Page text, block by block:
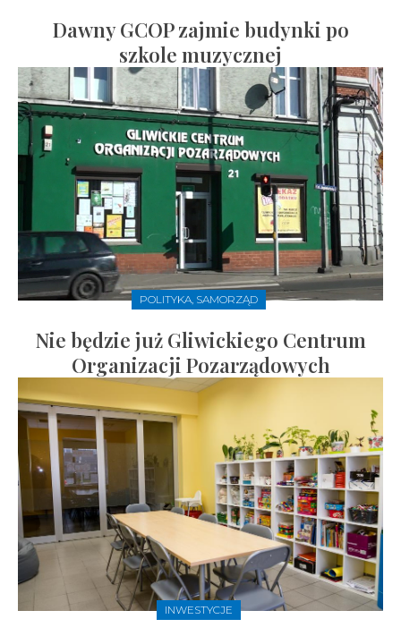
Dawny GCOP zajmie budynki po
szkole muzycznej
POLITYKA, SAMORZĄD
Nie będzie już Gliwickiego Centrum
Organizacji Pozarządowych
INWESTYCJE